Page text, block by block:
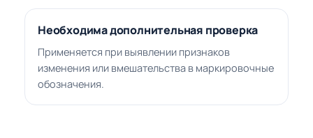
Необходима дополнительная проверка
Применяется при выявлении признаков
изменения или вмешательства в маркировочные
обозначения.